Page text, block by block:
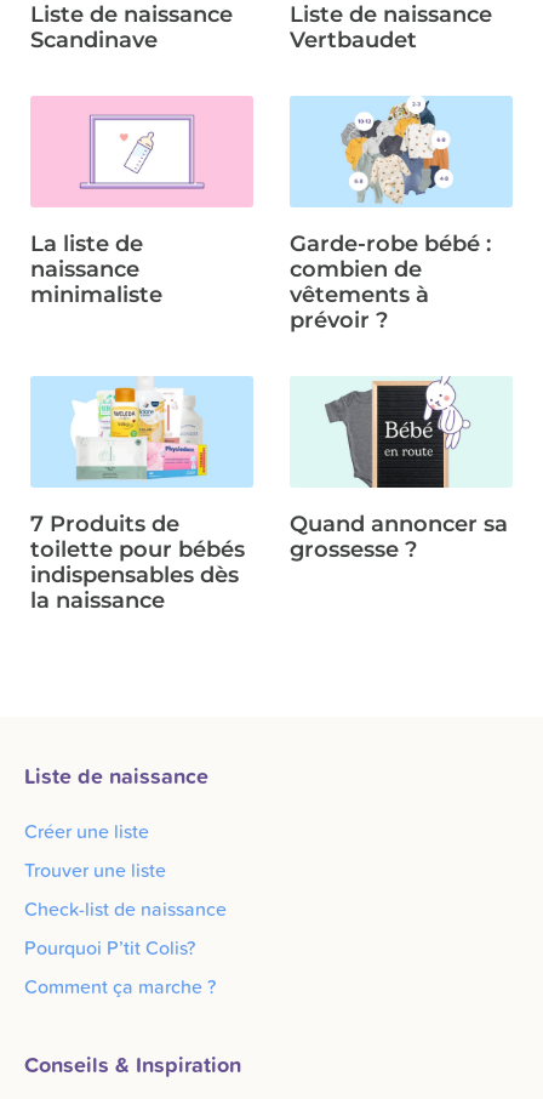
Liste de naissance
Scandinave
Liste de naissance
Vertbaudet
La liste de
naissance
minimaliste
Garde-robe bébé :
combien de
vêtements à
prévoir ?
7 Produits de
toilette pour bébés
indispensables dès
la naissance
Quand annoncer sa
grossesse ?
Liste de naissance
Créer une liste
Trouver une liste
Check-list de naissance
Pourquoi P’tit Colis?
Comment ça marche ?
Conseils & Inspiration